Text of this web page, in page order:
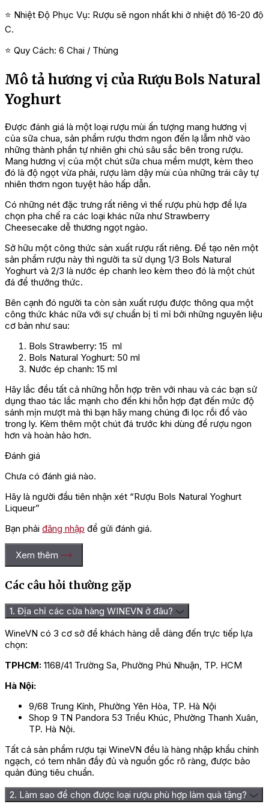
⭐ Nhiệt Độ Phục Vụ: Rượu sẽ ngon nhất khi ở nhiệt độ 16-20 độ
C.
⭐ Quy Cách: 6 Chai / Thùng
Mô tả hương vị của Rượu Bols Natural
Yoghurt
Được đánh giá là một loại rượu mùi ấn tượng mang hương vị
của sữa chua, sản phẩm rượu thơm ngon đến lạ lẫm nhờ vào
những thành phần tự nhiên ghi chú sâu sắc bên trong rượu.
Mang hương vị của một chút sữa chua mềm mượt, kèm theo
đó là độ ngọt vừa phải, rượu làm dậy mùi của những trái cây tự
nhiên thơm ngon tuyệt hảo hấp dẫn.
Có những nét đặc trưng rất riêng vì thế rượu phù hợp để lựa
chọn pha chế ra các loại khác nữa như Strawberry
Cheesecake dễ thương ngọt ngào.
Sở hữu một công thức sản xuất rượu rất riêng. Để tạo nên một
sản phẩm rượu này thì người ta sử dụng 1/3 Bols Natural
Yoghurt và 2/3 là nước ép chanh leo kèm theo đó là một chút
đá để thưởng thức.
Bên cạnh đó người ta còn sản xuất rượu được thông qua một
công thức khác nữa với sự chuẩn bị tỉ mỉ bởi những nguyên liệu
cơ bản như sau:
Bols Strawberry: 15 ml
Bols Natural Yoghurt: 50 ml
Nước ép chanh: 15 ml
Hãy lắc đều tất cả những hỗn hợp trên với nhau và các bạn sử
dụng thao tác lắc mạnh cho đến khi hỗn hợp đạt đến mức độ
sánh mịn mượt mà thì bạn hãy mang chúng đi lọc rồi đổ vào
trong ly. Kèm thêm một chút đá trước khi dùng để rượu ngon
hơn và hoàn hảo hơn.
Đánh giá
Chưa có đánh giá nào.
Hãy là người đầu tiên nhận xét “Rượu Bols Natural Yoghurt
Liqueur”
Bạn phải đăng nhập để gửi đánh giá.
Xem thêm
Các câu hỏi thường gặp
1. Địa chỉ các cửa hàng WINEVN ở đâu?
WineVN có 3 cơ sở để khách hàng dễ dàng đến trực tiếp lựa
chọn:
TPHCM: 1168/41 Trường Sa, Phường Phú Nhuận, TP. HCM
Hà Nội:
9/68 Trung Kính, Phường Yên Hòa, TP. Hà Nội
Shop 9 TN Pandora 53 Triều Khúc, Phường Thanh Xuân,
TP. Hà Nội.
Tất cả sản phẩm rượu tại WineVN đều là hàng nhập khẩu chính
ngạch, có tem nhãn đầy đủ và nguồn gốc rõ ràng, được bảo
quản đúng tiêu chuẩn.
2. Làm sao để chọn được loại rượu phù hợp làm quà tặng?